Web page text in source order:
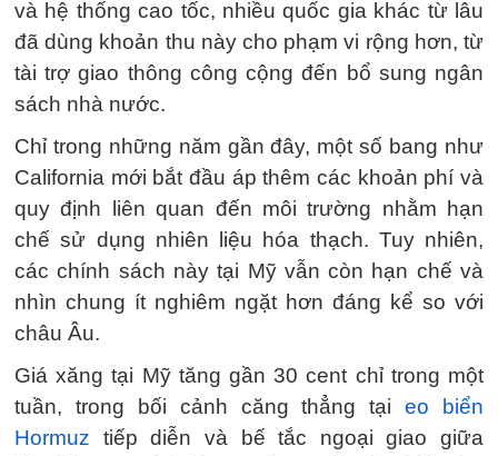
và hệ thống cao tốc, nhiều quốc gia khác từ lâu
đã dùng khoản thu này cho phạm vi rộng hơn, từ
tài trợ giao thông công cộng đến bổ sung ngân
sách nhà nước.
Chỉ trong những năm gần đây, một số bang như
California mới bắt đầu áp thêm các khoản phí và
quy định liên quan đến môi trường nhằm hạn
chế sử dụng nhiên liệu hóa thạch. Tuy nhiên,
các chính sách này tại Mỹ vẫn còn hạn chế và
nhìn chung ít nghiêm ngặt hơn đáng kể so với
châu Âu.
Giá xăng tại Mỹ tăng gần 30 cent chỉ trong một
tuần, trong bối cảnh căng thẳng tạieo biển
Hormuz tiếp diễn và bế tắc ngoại giao giữa